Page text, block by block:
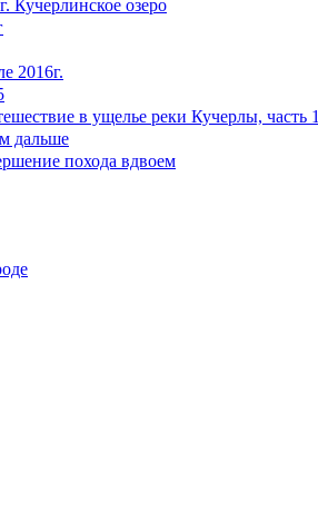
Кучерлинское озеро
2016г.
в ущелье реки Кучерлы, часть 1
дальше
похода вдвоем